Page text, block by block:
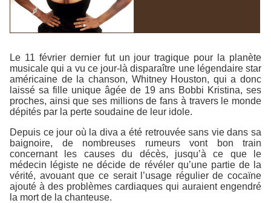
Le 11 février dernier fut un jour tragique pour la planète
musicale qui a vu ce jour-là disparaître une légendaire star
américaine de la chanson, Whitney Houston, qui a donc
laissé sa fille unique âgée de 19 ans Bobbi Kristina, ses
proches, ainsi que ses millions de fans à travers le monde
dépités par la perte soudaine de leur idole.
Depuis ce jour où la diva a été retrouvée sans vie dans sa
baignoire, de nombreuses rumeurs vont bon train
concernant les causes du décès, jusqu’à ce que le
médecin légiste ne décide de révéler qu’une partie de la
vérité, avouant que ce serait l’usage régulier de cocaïne
ajouté à des problèmes cardiaques qui auraient engendré
la mort de la chanteuse.